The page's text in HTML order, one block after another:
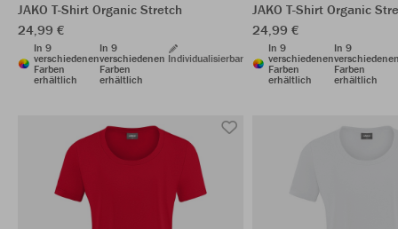
JAKO T-Shirt Organic Stretch
24,99 €
In 9
verschiedenen
Farben
erhältlich
In 9
verschiedenen
Farben
erhältlich
Individualisierbar
JAKO T-Shirt Organic
24,99 €
In 9
verschiedenen
Farben
erhältlich
In 9
Farben
erhältlich